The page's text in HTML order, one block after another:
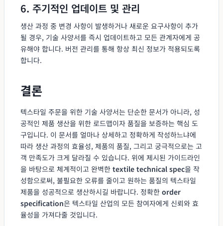
6. 주기적인 업데이트 및 관리
생산 과정 중 변경 사항이 발생하거나 새로운 요구사항이 추가
될 경우, 기술 사양서를 즉시 업데이트하고 모든 관계자에게 공
유해야 합니다. 버전 관리를 통해 항상 최신 정보가 적용되도록
합니다.
결론
텍스타일 주문을 위한 기술 사양서는 단순한 문서가 아니라, 성
공적인 제품 생산을 위한 로드맵이자 품질을 보증하는 핵심 도
구입니다. 이 문서를 얼마나 상세하고 정확하게 작성하느냐에
따라 생산 과정의 효율성, 제품의 품질, 그리고 궁극적으로는 고
객 만족도가 크게 달라질 수 있습니다. 위에 제시된 가이드라인
을 바탕으로 체계적이고 완벽한 textile technical spec을 작
성함으로써, 불필요한 오류를 줄이고 원하는 품질의 텍스타일
제품을 성공적으로 생산하시길 바랍니다. 정확한 order
specification은 텍스타일 산업의 모든 참여자에게 신뢰와 효
율성을 가져다줄 것입니다.